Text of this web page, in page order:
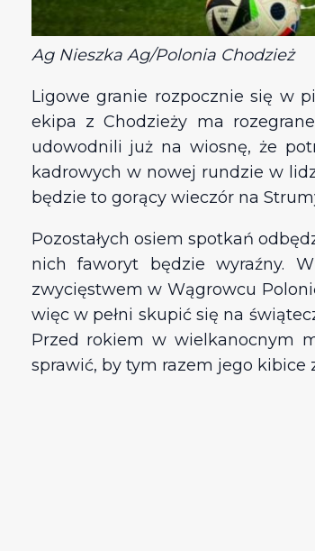
Ag Nieszka Ag/Polonia Chodzież
Ligowe granie rozpocznie się w
ekipa z Chodzieży ma
udowodnili już na wiosnę, że
kadrowych w nowej rundzie w
będzie to gorący wieczór na
Pozostałych osiem spotkań
nich faworyt będzie wyraźny.
zwycięstwem w Wągrowcu
więc w pełni skupić się na
Przed rokiem w wielkanocnym
sprawić, by tym razem jego kibice